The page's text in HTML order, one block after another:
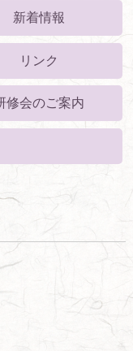
新着情報
リンク
修会のご案内